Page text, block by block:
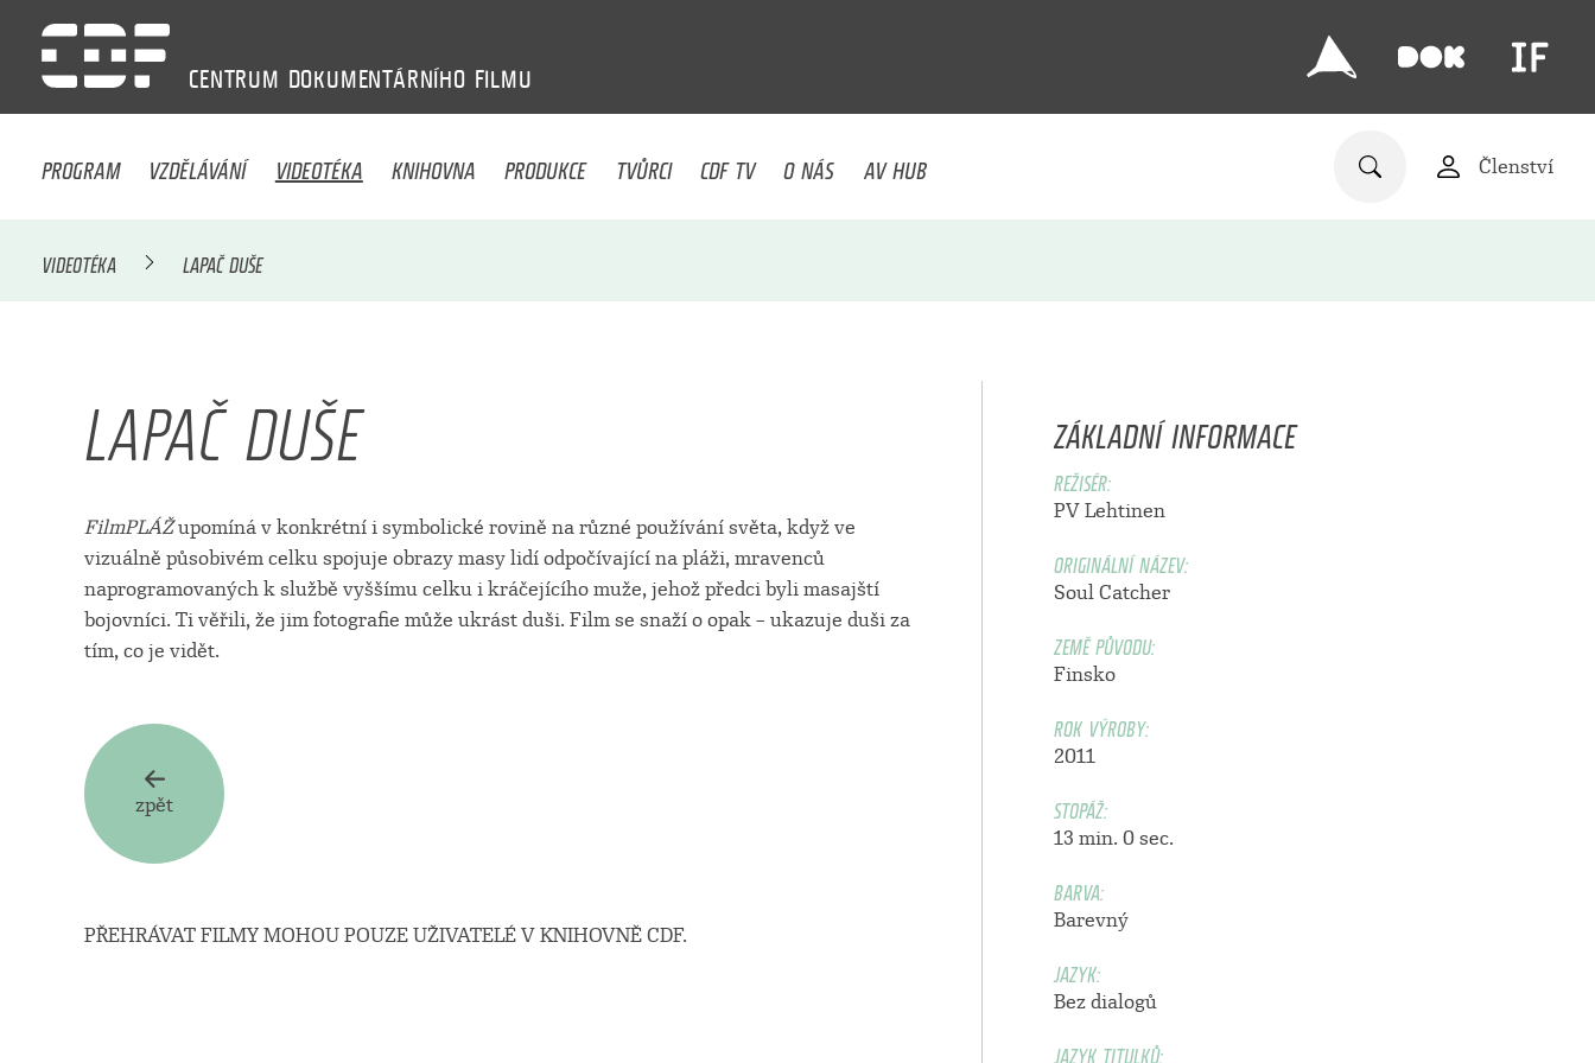
CENTRUM DOKUMENTÁRNÍHO FILMU
PROGRAM VZDĚLÁVÁNÍ VIDEOTÉKA KNIHOVNA PRODUKCE TVŮRCI CDF TV O NÁS AV HUB Členství
VIDEOTÉKA LAPAČ DUŠE
LAPAČ DUŠE
FilmPLÁŽupomíná v konkrétní i symbolické rovině na různé používání světa, když ve
vizuálně působivém celku spojuje obrazy masy lidí odpočívající na pláži, mravenců
naprogramovaných k službě vyššímu celku i kráčejícího muže, jehož předci byli masajští
bojovníci. Ti věřili, že jim fotografie může ukrást duši. Film se snaží o opak – ukazuje duši za
tím, co je vidět.
ZÁKLADNÍ INFORMACE
REŽISÉR:
PV Lehtinen
ORIGINÁLNÍ NÁZEV:
Soul Catcher
ZEMĚ PŮVODU:
Finsko
ROK VÝROBY:
2011
STOPÁŽ:
13 min. 0 sec.
BARVA:
Barevný
JAZYK:
Bez dialogů
JAZYK TITULKŮ:
zpět
PŘEHRÁVAT FILMY MOHOU POUZE UŽIVATELÉ V KNIHOVNĚ CDF.